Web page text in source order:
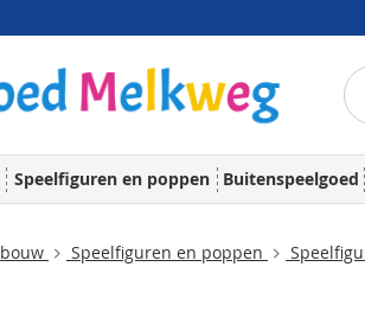
Speelfiguren en poppen Buitenspeelgoed
Speelfiguren en poppen